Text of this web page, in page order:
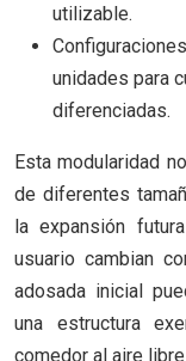
utilizable.
unidades para
diferenciadas.
Esta modularidad
de diferentes
la expansión
usuario cambian
adosada inicial
una estructura
comedor al aire